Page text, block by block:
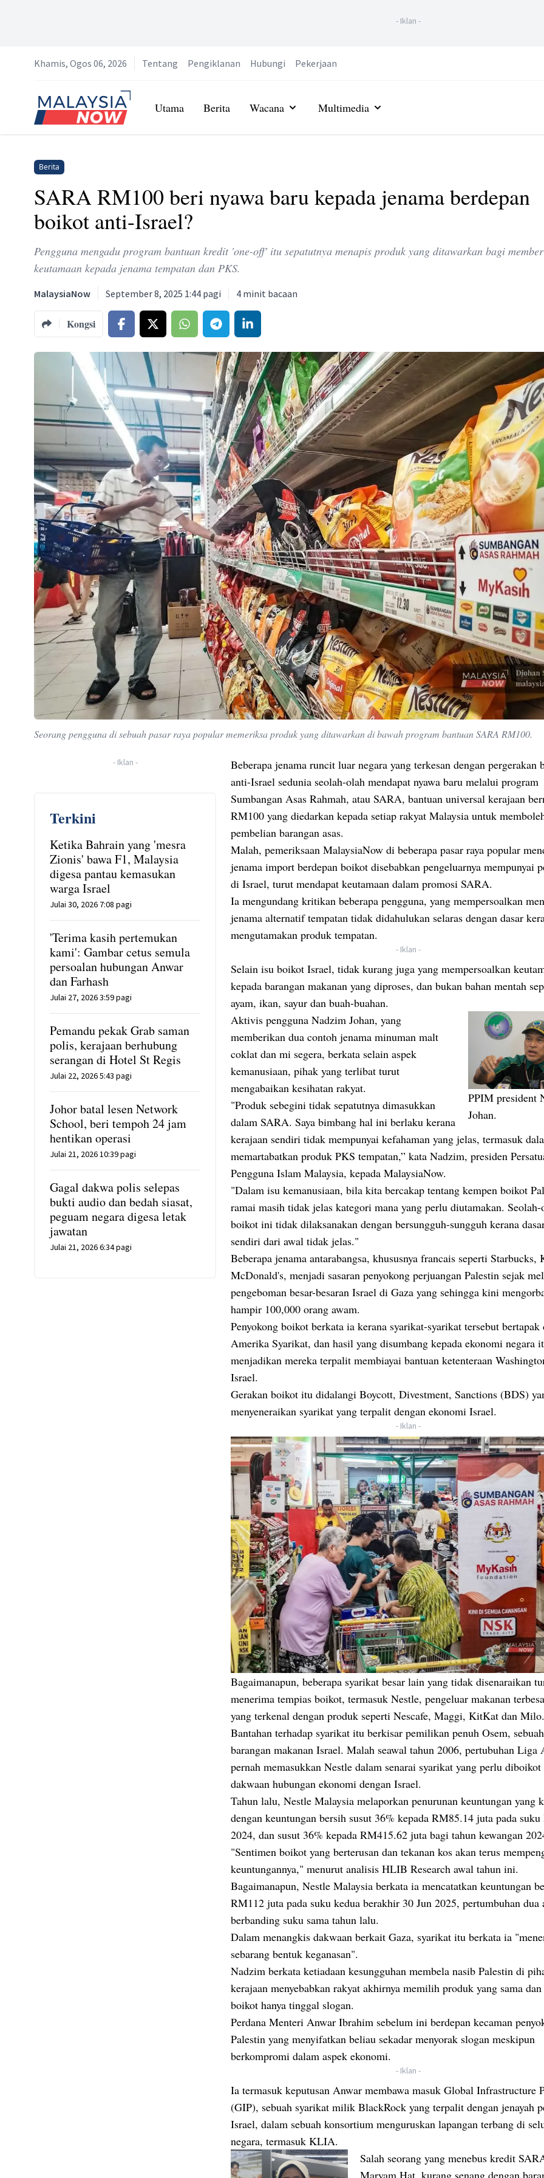
- Iklan -
Khamis, Ogos 06, 2026 Tentang Pengiklanan Hubungi Pekerjaan
Home
Utama Berita Wacana Multimedia
Berita
SARA RM100 beri nyawa baru kepada jenama berdepan
boikot anti-Israel?
Pengguna mengadu program bantuan kredit 'one-off' itu sepatutnya menapis produk yang ditawarkan bagi
keutamaan kepada jenama tempatan dan PKS.
MalaysiaNow September 8, 2025 1:44 pagi 4 minit bacaan
Kongsi
Seorang pengguna di sebuah pasar raya popular memeriksa produk yang ditawarkan di bawah program bantuan SARA RM100.
- Iklan -
Terkini
Ketika Bahrain yang 'mesra
Zionis' bawa F1, Malaysia
digesa pantau kemasukan
warga Israel
Julai 30, 2026 7:08 pagi
'Terima kasih pertemukan
kami': Gambar cetus semula
persoalan hubungan Anwar
dan Farhash
Julai 27, 2026 3:59 pagi
Pemandu pekak Grab saman
polis, kerajaan berhubung
serangan di Hotel St Regis
Julai 22, 2026 5:43 pagi
Johor batal lesen Network
School, beri tempoh 24 jam
hentikan operasi
Julai 21, 2026 10:39 pagi
Gagal dakwa polis selepas
bukti audio dan bedah siasat,
peguam negara digesa letak
jawatan
Julai 21, 2026 6:34 pagi
Beberapa jenama runcit luar negara yang terkesan dengan pergerakan
anti-Israel sedunia seolah-olah mendapat nyawa baru melalui program
Sumbangan Asas Rahmah, atau SARA, bantuan universal kerajaan
RM100 yang diedarkan kepada setiap rakyat Malaysia untuk
pembelian barangan asas.
Malah, pemeriksaan MalaysiaNow di beberapa pasar raya popular
jenama import berdepan boikot disebabkan pengeluarnya mempunyai
di Israel, turut mendapat keutamaan dalam promosi SARA.
Ia mengundang kritikan beberapa pengguna, yang mempersoalkan
jenama alternatif tempatan tidak didahulukan selaras dengan dasar
mengutamakan produk tempatan.
- Iklan -
Selain isu boikot Israel, tidak kurang juga yang mempersoalkan
kepada barangan makanan yang diproses, dan bukan bahan mentah
ayam, ikan, sayur dan buah-buahan.
PPIM president
Johan.
Aktivis pengguna Nadzim Johan, yang
memberikan dua contoh jenama minuman malt
coklat dan mi segera, berkata selain aspek
kemanusiaan, pihak yang terlibat turut
mengabaikan kesihatan rakyat.
"Produk sebegini tidak sepatutnya dimasukkan
dalam SARA. Saya bimbang hal ini berlaku kerana
kerajaan sendiri tidak mempunyai kefahaman yang jelas, termasuk
memartabatkan produk PKS tempatan,” kata Nadzim, presiden
Pengguna Islam Malaysia, kepada MalaysiaNow.
"Dalam isu kemanusiaan, bila kita bercakap tentang kempen boikot
ramai masih tidak jelas kategori mana yang perlu diutamakan. Seolah-
boikot ini tidak dilaksanakan dengan bersungguh-sungguh kerana
sendiri dari awal tidak jelas."
Beberapa jenama antarabangsa, khususnya francais seperti Starbucks,
McDonald's, menjadi sasaran penyokong perjuangan Palestin sejak
pengeboman besar-besaran Israel di Gaza yang sehingga kini
hampir 100,000 orang awam.
Penyokong boikot berkata ia kerana syarikat-syarikat tersebut bertapak
Amerika Syarikat, dan hasil yang disumbang kepada ekonomi negara
menjadikan mereka terpalit membiayai bantuan ketenteraan
Israel.
Gerakan boikot itu didalangi Boycott, Divestment, Sanctions (BDS)
menyeneraikan syarikat yang terpalit dengan ekonomi Israel.
- Iklan -
Bagaimanapun, beberapa syarikat besar lain yang tidak disenaraikan
menerima tempias boikot, termasuk Nestle, pengeluar makanan
yang terkenal dengan produk seperti Nescafe, Maggi, KitKat dan Milo.
Bantahan terhadap syarikat itu berkisar pemilikan penuh Osem,
barangan makanan Israel. Malah seawal tahun 2006, pertubuhan Liga
pernah memasukkan Nestle dalam senarai syarikat yang perlu diboikot
dakwaan hubungan ekonomi dengan Israel.
Tahun lalu, Nestle Malaysia melaporkan penurunan keuntungan yang
dengan keuntungan bersih susut 36% kepada RM85.14 juta pada
2024, dan susut 36% kepada RM415.62 juta bagi tahun kewangan
"Sentimen boikot yang berterusan dan tekanan kos akan terus
keuntungannya," menurut analisis HLIB Research awal tahun ini.
Bagaimanapun, Nestle Malaysia berkata ia mencatatkan keuntungan
RM112 juta pada suku kedua berakhir 30 Jun 2025, pertumbuhan dua
berbanding suku sama tahun lalu.
Dalam menangkis dakwaan berkait Gaza, syarikat itu berkata ia
sebarang bentuk keganasan".
Nadzim berkata ketiadaan kesungguhan membela nasib Palestin di
kerajaan menyebabkan rakyat akhirnya memilih produk yang sama dan
boikot hanya tinggal slogan.
Perdana Menteri Anwar Ibrahim sebelum ini berdepan kecaman
Palestin yang menyifatkan beliau sekadar menyorak slogan meskipun
berkompromi dalam aspek ekonomi.
- Iklan -
Ia termasuk keputusan Anwar membawa masuk Global Infrastructure
(GIP), sebuah syarikat milik BlackRock yang terpalit dengan jenayah
Israel, dalam sebuah konsortium menguruskan lapangan terbang di
negara, termasuk KLIA.
Salah seorang yang menebus kredit